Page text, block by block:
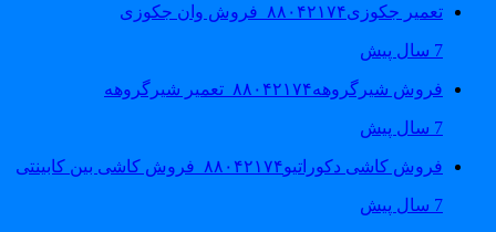
تعمیر جکوزی۸۸۰۴۲۱۷۴_فروش وان جکوزی
فروش شیرگروهه۸۸۰۴۲۱۷۴_تعمیر شیرگروهه
فروش کاشی دکوراتیو۸۸۰۴۲۱۷۴_فروش کاشی بین کابینتی